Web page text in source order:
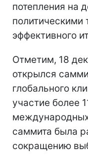
потепления на
политическими
эффективного
Отметим, 18
открылся
глобального
участие более
саммита была
сокращению